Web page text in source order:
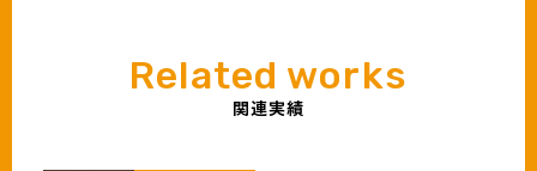
関連実績